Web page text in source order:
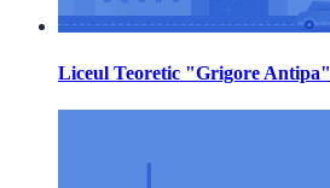
Liceul Teoretic "Grigore Antipa"